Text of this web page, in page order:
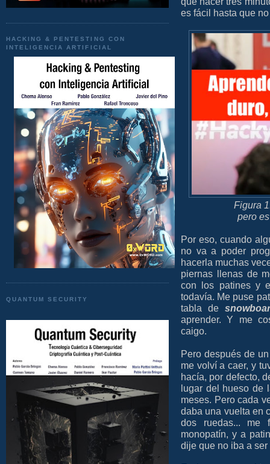
HACKING & PENTESTING CON
INTELIGENCIA ARTIFICIAL
QUANTUM SECURITY
es fácil hasta que
Figura
pero
Por eso, cuando
no va a poder
hacerla muchas
piernas llenas de
con los patines y
todavía. Me puse
tabla de
aprender. Y me
caigo.
Pero después de
me volví a caer, y
hacía, por defecto,
lugar del hueso de
meses. Pero cada
daba una vuelta en
dos ruedas... me
monopatín, y a
dije que no iba a